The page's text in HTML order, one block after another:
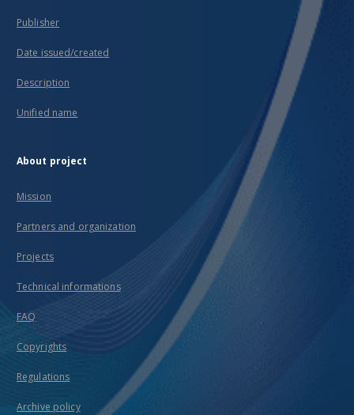
Publisher
Date issued/created
Description
Unified name
About project
Mission
Partners and organization
Projects
Technical informations
FAQ
Copyrights
Regulations
Archive policy